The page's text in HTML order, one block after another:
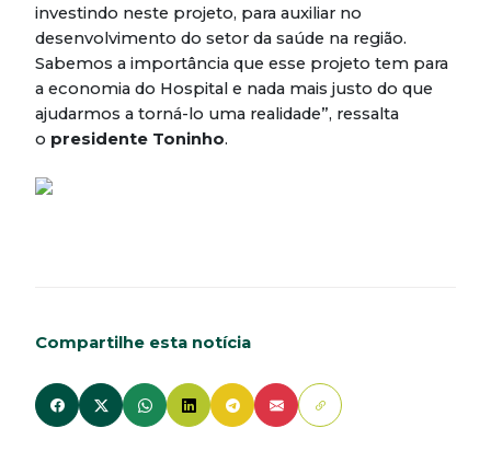
investindo neste projeto, para auxiliar no
desenvolvimento do setor da saúde na região.
Sabemos a importância que esse projeto tem para
a economia do Hospital e nada mais justo do que
ajudarmos a torná-lo uma realidade”, ressalta
o presidente Toninho.
Compartilhe esta notícia